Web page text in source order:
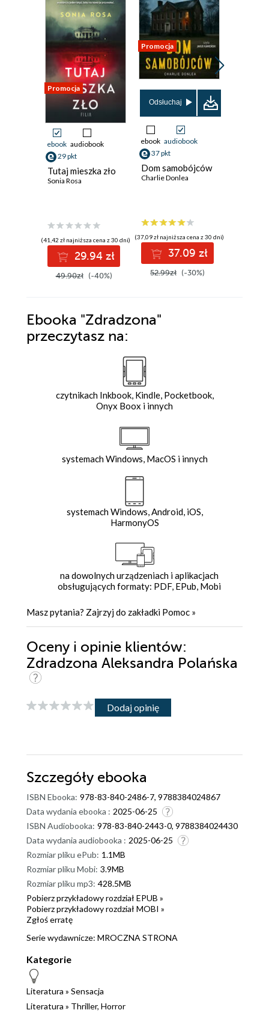
Promocja
ebook audiobook
29 pkt
Tutaj mieszka zło
Sonia Rosa
(41,42 zł najniższa cena z 30 dni)
29.94 zł
49.90zł (-40%)
Promocja
Odsłuchaj
ebook audiobook
37 pkt
Dom samobójców
Charlie Donlea
(37,09 zł najniższa cena z 30 dni)
37.09 zł
52.99zł (-30%)
Ebooka "Zdradzona"
przeczytasz na:
czytnikach Inkbook, Kindle, Pocketbook,
Onyx Boox i innych
systemach Windows, MacOS i innych
systemach Windows, Android, iOS,
HarmonyOS
na dowolnych urządzeniach i aplikacjach
obsługujących formaty: PDF, EPub, Mobi
Masz pytania? Zajrzyj do zakładki Pomoc »
Oceny i opinie klientów:
Zdradzona Aleksandra Polańska
Dodaj opinię
Szczegóły ebooka
ISBN Ebooka: 978-83-840-2486-7, 9788384024867
Data wydania ebooka : 2025-06-25
ISBN Audiobooka: 978-83-840-2443-0, 9788384024430
Data wydania audiobooka : 2025-06-25
Rozmiar pliku ePub: 1.1MB
Rozmiar pliku Mobi: 3.9MB
Rozmiar pliku mp3: 428.5MB
Pobierz przykładowy rozdział EPUB »
Pobierz przykładowy rozdział MOBI »
Zgłoś erratę
Serie wydawnicze: MROCZNA STRONA
Kategorie
Literatura » Sensacja
Literatura » Thriller, Horror